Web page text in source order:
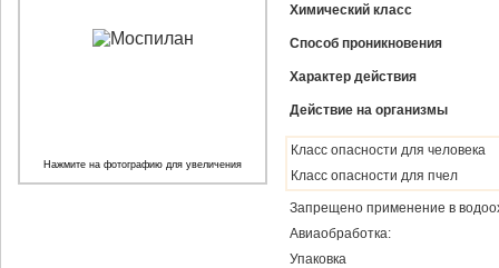
Химический класс
Способ проникновения
Характер действия
Действие на организмы
Класс опасности для человека
Класс опасности для пчел
Запрещено применение в
Авиаобработка:
Упаковка
Нажмите на фотографию для увеличения